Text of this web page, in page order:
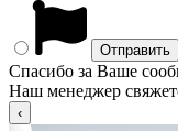
Спасибо за Ваше
Наш менеджер